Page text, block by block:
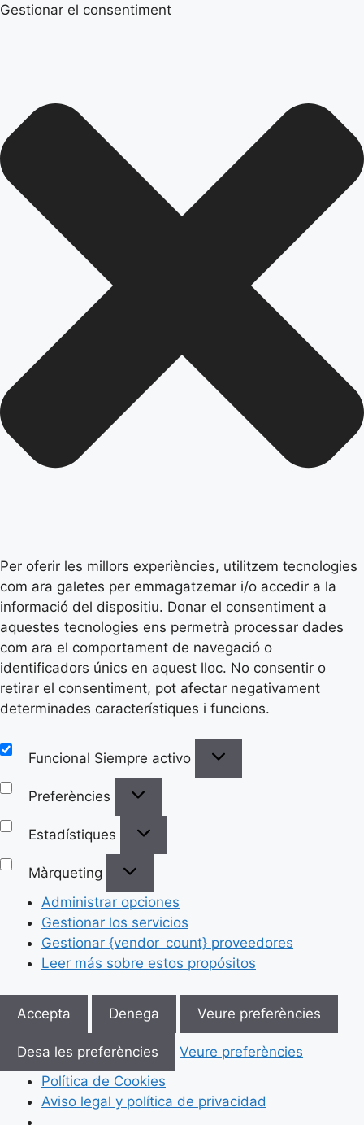
Gestionar el consentiment
Per oferir les millors experiències, utilitzem tecnologies
com ara galetes per emmagatzemar i/o accedir a la
informació del dispositiu. Donar el consentiment a
aquestes tecnologies ens permetrà processar dades
com ara el comportament de navegació o
identificadors únics en aquest lloc. No consentir o
retirar el consentiment, pot afectar negativament
determinades característiques i funcions.
Funcional Siempre activo
Preferències
Estadístiques
Màrqueting
Administrar opciones
Gestionar los servicios
Gestionar {vendor_count} proveedores
Leer más sobre estos propósitos
Accepta Denega Veure preferències
Desa les preferències
Veure preferències
Política de Cookies
Aviso legal y política de privacidad